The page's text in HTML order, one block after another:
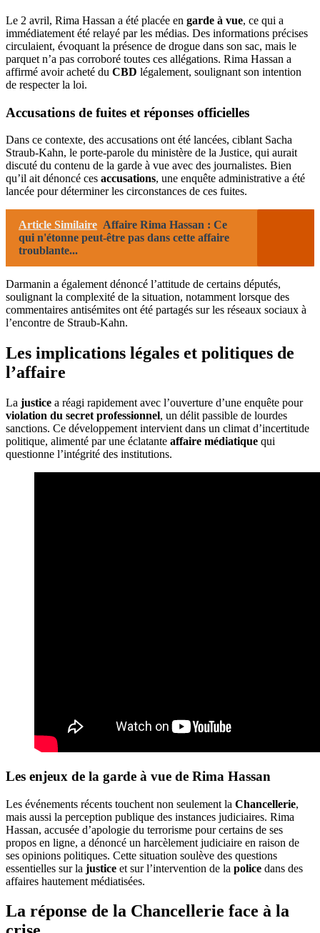
Le 2 avril, Rima Hassan a été placée en garde à vue, ce qui a
immédiatement été relayé par les médias. Des informations précises
circulaient, évoquant la présence de drogue dans son sac, mais le
parquet n’a pas corroboré toutes ces allégations. Rima Hassan a
affirmé avoir acheté du CBD légalement, soulignant son intention
de respecter la loi.
Accusations de fuites et réponses officielles
Dans ce contexte, des accusations ont été lancées, ciblant Sacha
Straub-Kahn, le porte-parole du ministère de la Justice, qui aurait
discuté du contenu de la garde à vue avec des journalistes. Bien
qu’il ait dénoncé ces accusations, une enquête administrative a été
lancée pour déterminer les circonstances de ces fuites.
Article Similaire Affaire Rima Hassan : Ce
qui n'étonne peut-être pas dans cette affaire
troublante...
Darmanin a également dénoncé l’attitude de certains députés,
soulignant la complexité de la situation, notamment lorsque des
commentaires antisémites ont été partagés sur les réseaux sociaux à
l’encontre de Straub-Kahn.
Les implications légales et politiques de
l’affaire
La justice a réagi rapidement avec l’ouverture d’une enquête pour
violation du secret professionnel, un délit passible de lourdes
sanctions. Ce développement intervient dans un climat d’incertitude
politique, alimenté par une éclatante affaire médiatique qui
questionne l’intégrité des institutions.
Les enjeux de la garde à vue de Rima Hassan
Les événements récents touchent non seulement la Chancellerie,
mais aussi la perception publique des instances judiciaires. Rima
Hassan, accusée d’apologie du terrorisme pour certains de ses
propos en ligne, a dénoncé un harcèlement judiciaire en raison de
ses opinions politiques. Cette situation soulève des questions
essentielles sur la justice et sur l’intervention de la police dans des
affaires hautement médiatisées.
La réponse de la Chancellerie face à la